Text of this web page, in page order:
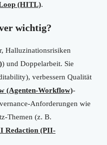
(HITL).
wichtig?
Halluzinationsrisiken
) und Doppelarbeit. Sie
verbessern Qualität
(Agenten-Workflow)-
Anforderungen wie
Themen (z. B.
Redaction (PII-